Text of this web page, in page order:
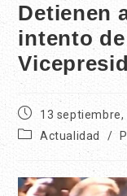
Detienen
intento
13 septiembre,
Actualidad
/